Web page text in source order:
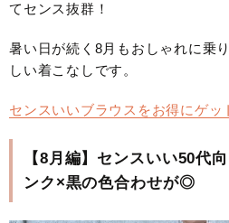
てセンス抜群！
暑い日が続く8月もおしゃれに乗
しい着こなしです。
センスいいブラウスをお得にゲッ
【8月編】センスいい50代
ンク×黒の色合わせが◎